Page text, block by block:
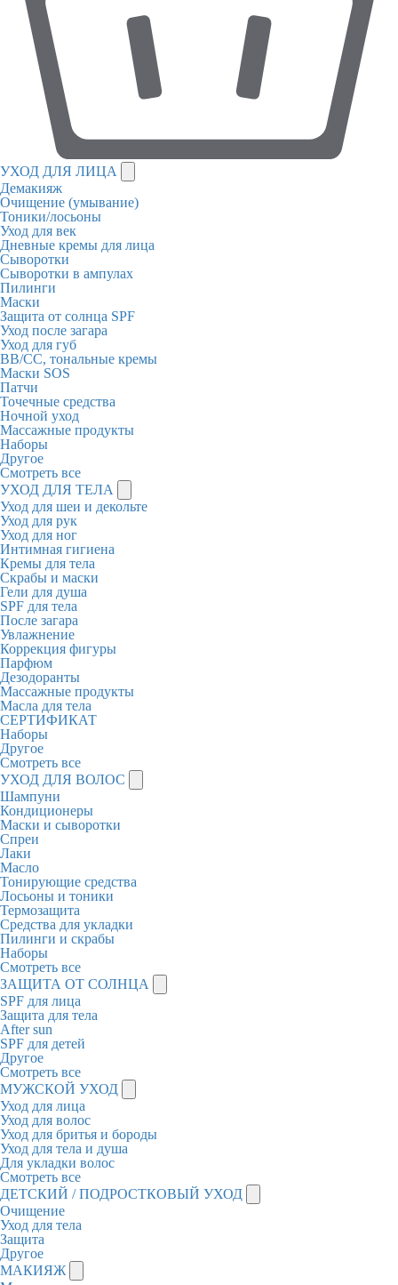
УХОД ДЛЯ ЛИЦА
Демакияж
Очищение (умывание)
Тоники/лосьоны
Уход для век
Дневные кремы для лица
Сыворотки
Сыворотки в ампулах
Пилинги
Маски
Защита от солнца SPF
Уход после загара
Уход для губ
BB/CC, тональные кремы
Маски SOS
Патчи
Точечные средства
Ночной уход
Массажные продукты
Наборы
Другое
Смотреть все
УХОД ДЛЯ ТЕЛА
Уход для шеи и декольте
Уход для рук
Уход для ног
Интимная гигиена
Кремы для тела
Скрабы и маски
Гели для душа
SPF для тела
После загара
Увлажнение
Коррекция фигуры
Парфюм
Дезодоранты
Массажные продукты
Масла для тела
СЕРТИФИКАТ
Наборы
Другое
Смотреть все
УХОД ДЛЯ ВОЛОС
Шампуни
Кондиционеры
Маски и сыворотки
Спреи
Лаки
Масло
Тонирующие средства
Лосьоны и тоники
Термозащита
Средства для укладки
Пилинги и скрабы
Наборы
Смотреть все
ЗАЩИТА ОТ СОЛНЦА
SPF для лица
Защита для тела
After sun
SPF для детей
Другое
Смотреть все
МУЖСКОЙ УХОД
Уход для лица
Уход для волос
Уход для бритья и бороды
Уход для тела и душа
Для укладки волос
Смотреть все
ДЕТСКИЙ / ПОДРОСТКОВЫЙ УХОД
Очищение
Уход для тела
Защита
Другое
МАКИЯЖ